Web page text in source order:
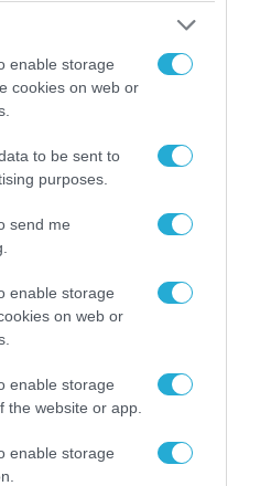
enable storage
cookies on web or
to be sent to
purposes.
send me
enable storage
on web or
enable storage
the website or app.
enable storage
του Αρκά για
«αντίο» στον πρώην
(φωτο)